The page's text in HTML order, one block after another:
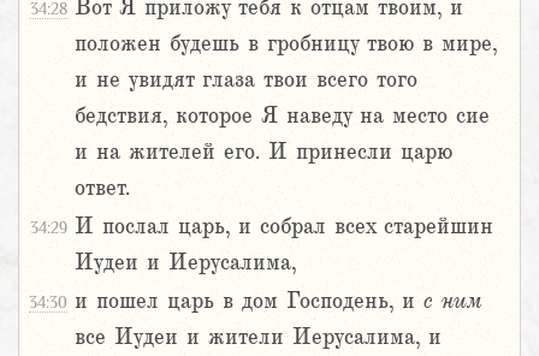
34:28 Вот Я приложу тебя к отцам твоим, и
положен будешь в гробницу твою в мире,
и не увидят глаза твои всего того
бедствия, которое Я наведу на место сие
и на жителей его. И принесли царю
ответ.
34:29 И послал царь, и собрал всех старейшин
Иудеи и Иерусалима,
34:30 и пошел царь в дом Господень, и с ним
все Иудеи и жители Иерусалима, и